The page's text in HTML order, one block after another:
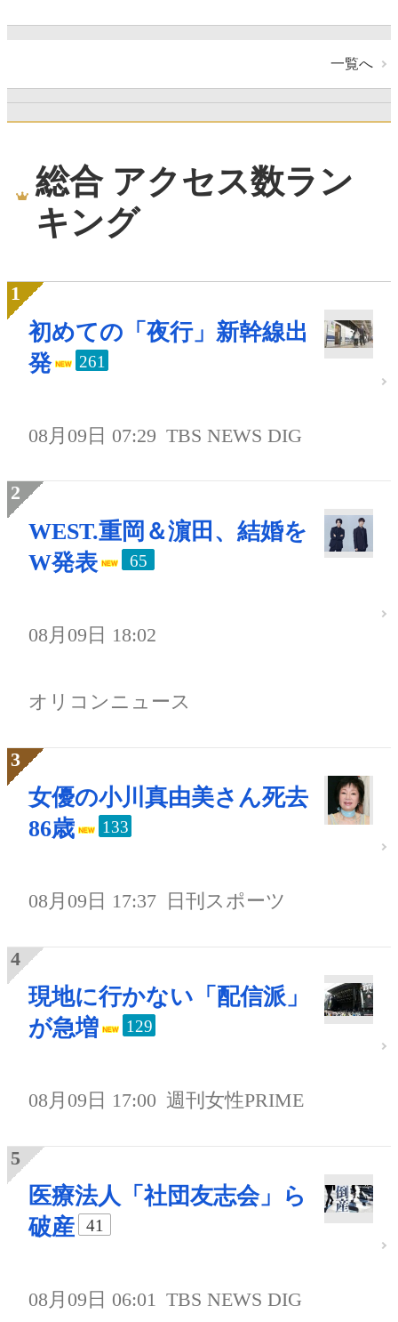
一覧へ
総合 アクセス数ラン
キング
初めての「夜行」新幹線出
発
261
08月09日 07:29 TBS NEWS DIG
WEST.重岡＆濵田、結婚を
W発表
65
08月09日 18:02
オリコンニュース
女優の小川真由美さん死去
86歳
133
08月09日 17:37 日刊スポーツ
現地に行かない「配信派」
が急増
129
08月09日 17:00 週刊女性PRIME
医療法人「社団友志会」ら
破産
41
08月09日 06:01 TBS NEWS DIG